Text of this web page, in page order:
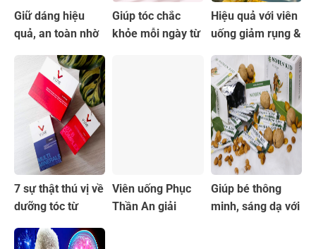
Giữ dáng hiệu
quả, an toàn nhờ
Jelly Slim
Giúp tóc chắc
khỏe mỗi ngày từ
Hiệu quả với viên
uống giảm rụng &
Nhật Bản
7 sự thật thú vị về
dưỡng tóc từ
bào Vlive
Viên uống Phục
Thần An giải
Giúp bé thông
minh, sáng dạ với